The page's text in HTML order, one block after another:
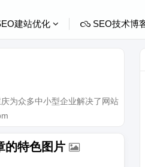
建站优化 SEO技术博
为众多中小型企业解决了网站
的特色图片